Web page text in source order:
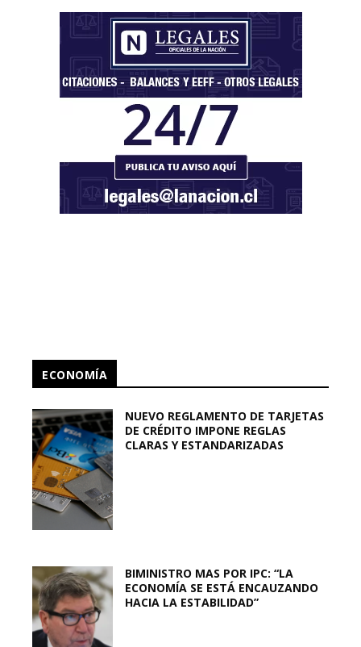
ECONOMÍA
NUEVO REGLAMENTO DE TARJETAS
DE CRÉDITO IMPONE REGLAS
CLARAS Y ESTANDARIZADAS
BIMINISTRO MAS POR IPC: “LA
ECONOMÍA SE ESTÁ ENCAUZANDO
HACIA LA ESTABILIDAD”